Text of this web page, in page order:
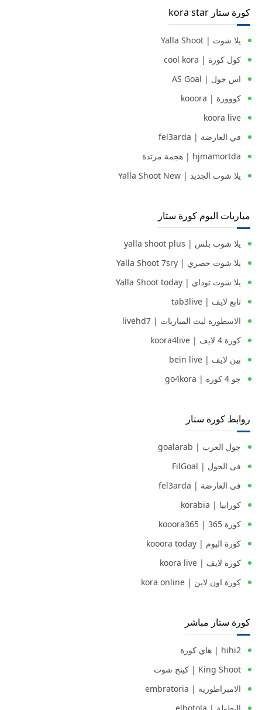
كورة ستار kora star
يلا شوت | Yalla Shoot
كول كورة | cool kora
اس جول | AS Goal
كووورة | kooora
koora live
في العارضة | fel3arda
hjmamortda | هجمة مرتدة
يلا شوت الجديد | Yalla Shoot New
مباريات اليوم كورة ستار
يلا شوت بلس | yalla shoot plus
يلا شوت حصري | Yalla Shoot 7sry
يلا شوت توداي | Yalla Shoot today
تابع لايف | tab3live
الاسطورة لبث المباريات | livehd7
كورة 4 لايف | koora4live
بين لايف | bein live
جو 4 كورة | go4kora
روابط كورة ستار
جول العرب | goalarab
فى الجول | FilGoal
في العارضة | fel3arda
كورابيا | korabia
كورة 365 | kooora365
كورة اليوم | kooora today
كورة لايف | koora live
كورة اون لاين | kora online
كورة ستار مباشر
hihi2 | هاي كورة
King Shoot | كينج شوت
الامبراطورية | embratoria